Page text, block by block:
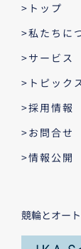
>トップ
>私たちに
>サービス
>トピック
>採用情報
>お問合せ
>情報公開
競輪とオー